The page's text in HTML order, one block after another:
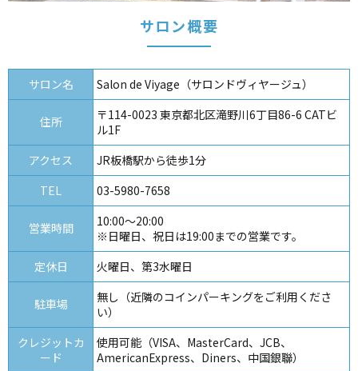
サロン概要
サロン名 Salon de Viyage（サロンドヴィヤージュ）
住所
〒114-0023 東京都北区滝野川6丁目86-6 CATビ
ル1F
アクセス
JR板橋駅から徒歩1分
TEL
03-5980-7658
営業時間
10:00～20:00
※日曜日、祝日は19:00までの営業です。
定休日
火曜日、第3水曜日
駐車場
無し（近隣のコインパーキングをご利用くださ
い）
クレジットカ
ード
使用可能（VISA、MasterCard、JCB、
AmericanExpress、Diners、中国銀聯）